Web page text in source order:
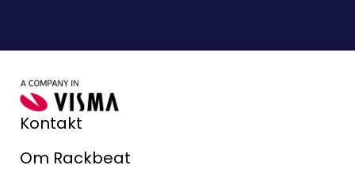
Kontakt
Om Rackbeat